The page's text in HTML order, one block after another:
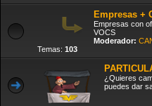
Empresas +
Empresas con
VOCS
Moderador:
Temas: 103
¿Quieres
puedes dar